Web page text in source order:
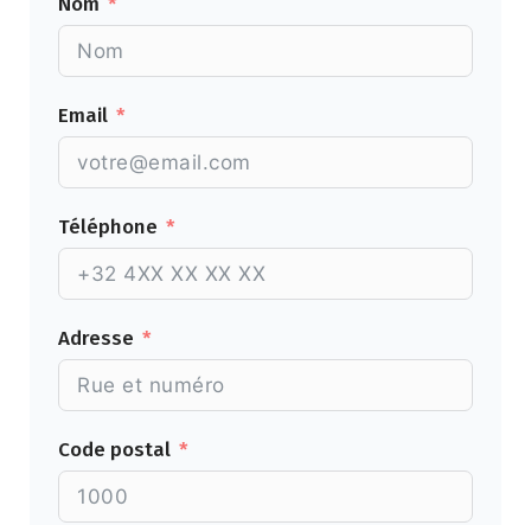
Email
Téléphone
Adresse
Code postal